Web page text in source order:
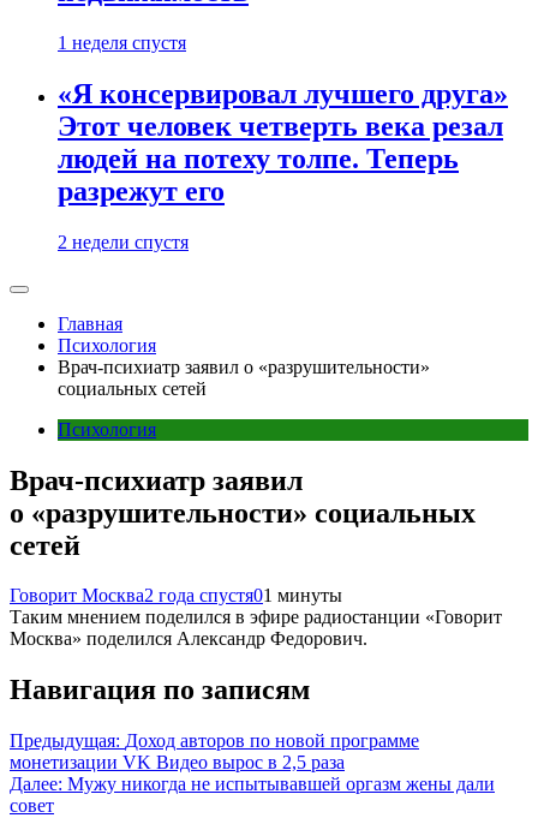
1 неделя спустя
«Я консервировал лучшего друга»
Этот человек четверть века резал
людей на потеху толпе. Теперь
разрежут его
2 недели спустя
Главная
Психология
Врач-психиатр заявил о «разрушительности»
социальных сетей
Психология
Врач-психиатр заявил
о «разрушительности» социальных
сетей
Говорит Москва2 года спустя01 минуты
Таким мнением поделился в эфире радиостанции «Говорит
Москва» поделился Александр Федорович.
Навигация по записям
Предыдущая: Доход авторов по новой программе
монетизации VK Видео вырос в 2,5 раза
Далее: Мужу никогда не испытывавшей оргазм жены дали
совет